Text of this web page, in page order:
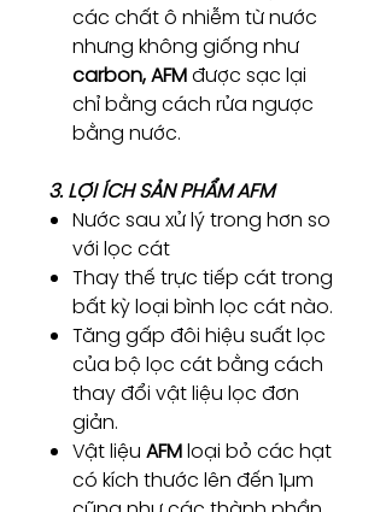
các chất ô nhiễm từ nước
nhưng không giống như
carbon, AFMđược sạc lại
chỉ bằng cách rửa ngược
bằng nước.
3. LỢI ÍCH SẢN PHẨM AFM
Nước sau xử lý trong hơn so
với lọc cát
Thay thế trực tiếp cát trong
bất kỳ loại bình lọc cát nào.
Tăng gấp đôi hiệu suất lọc
của bộ lọc cát bằng cách
thay đổi vật liệu lọc đơn
giản.
Vật liệu AFMloại bỏ các hạt
có kích thước lên đến 1µm